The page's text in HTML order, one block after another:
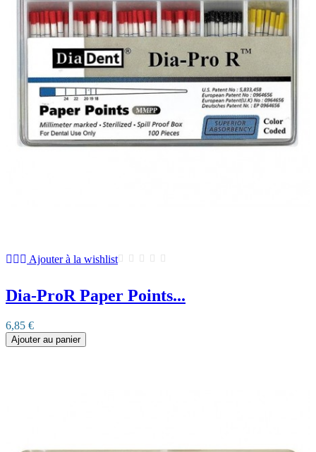
Ajouter à la wishlist
Dia-ProR Paper Points...
6,85 €
Ajouter au panier